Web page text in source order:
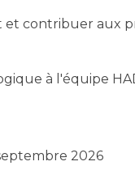
et contribuer aux
à l'équipe
2026